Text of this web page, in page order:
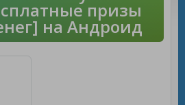
призы
на Андроид